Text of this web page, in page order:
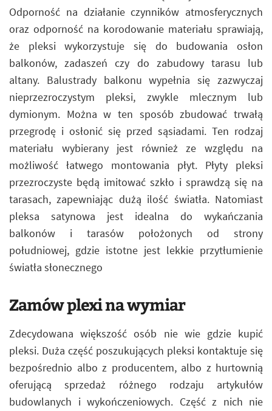
Odporność na działanie czynników atmosferycznych
oraz odporność na korodowanie materiału sprawiają,
że pleksi wykorzystuje się do budowania osłon
balkonów, zadaszeń czy do zabudowy tarasu lub
altany. Balustrady balkonu wypełnia się zazwyczaj
nieprzezroczystym pleksi, zwykle mlecznym lub
dymionym. Można w ten sposób zbudować trwałą
przegrodę i osłonić się przed sąsiadami. Ten rodzaj
materiału wybierany jest również ze względu na
możliwość łatwego montowania płyt. Płyty pleksi
przezroczyste będą imitować szkło i sprawdzą się na
tarasach, zapewniając dużą ilość światła. Natomiast
pleksa satynowa jest idealna do wykańczania
balkonów i tarasów położonych od strony
południowej, gdzie istotne jest lekkie przytłumienie
światła słonecznego
Zamów plexi na wymiar
Zdecydowana większość osób nie wie gdzie kupić
pleksi. Duża część poszukujących pleksi kontaktuje się
bezpośrednio albo z producentem, albo z hurtownią
oferującą sprzedaż różnego rodzaju artykułów
budowlanych i wykończeniowych. Część z nich nie